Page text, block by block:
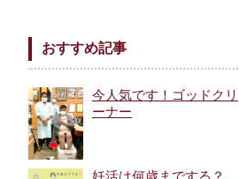
おすすめ記事
今人気です！ゴッドクリ
ーナー
妊活は何歳までする？